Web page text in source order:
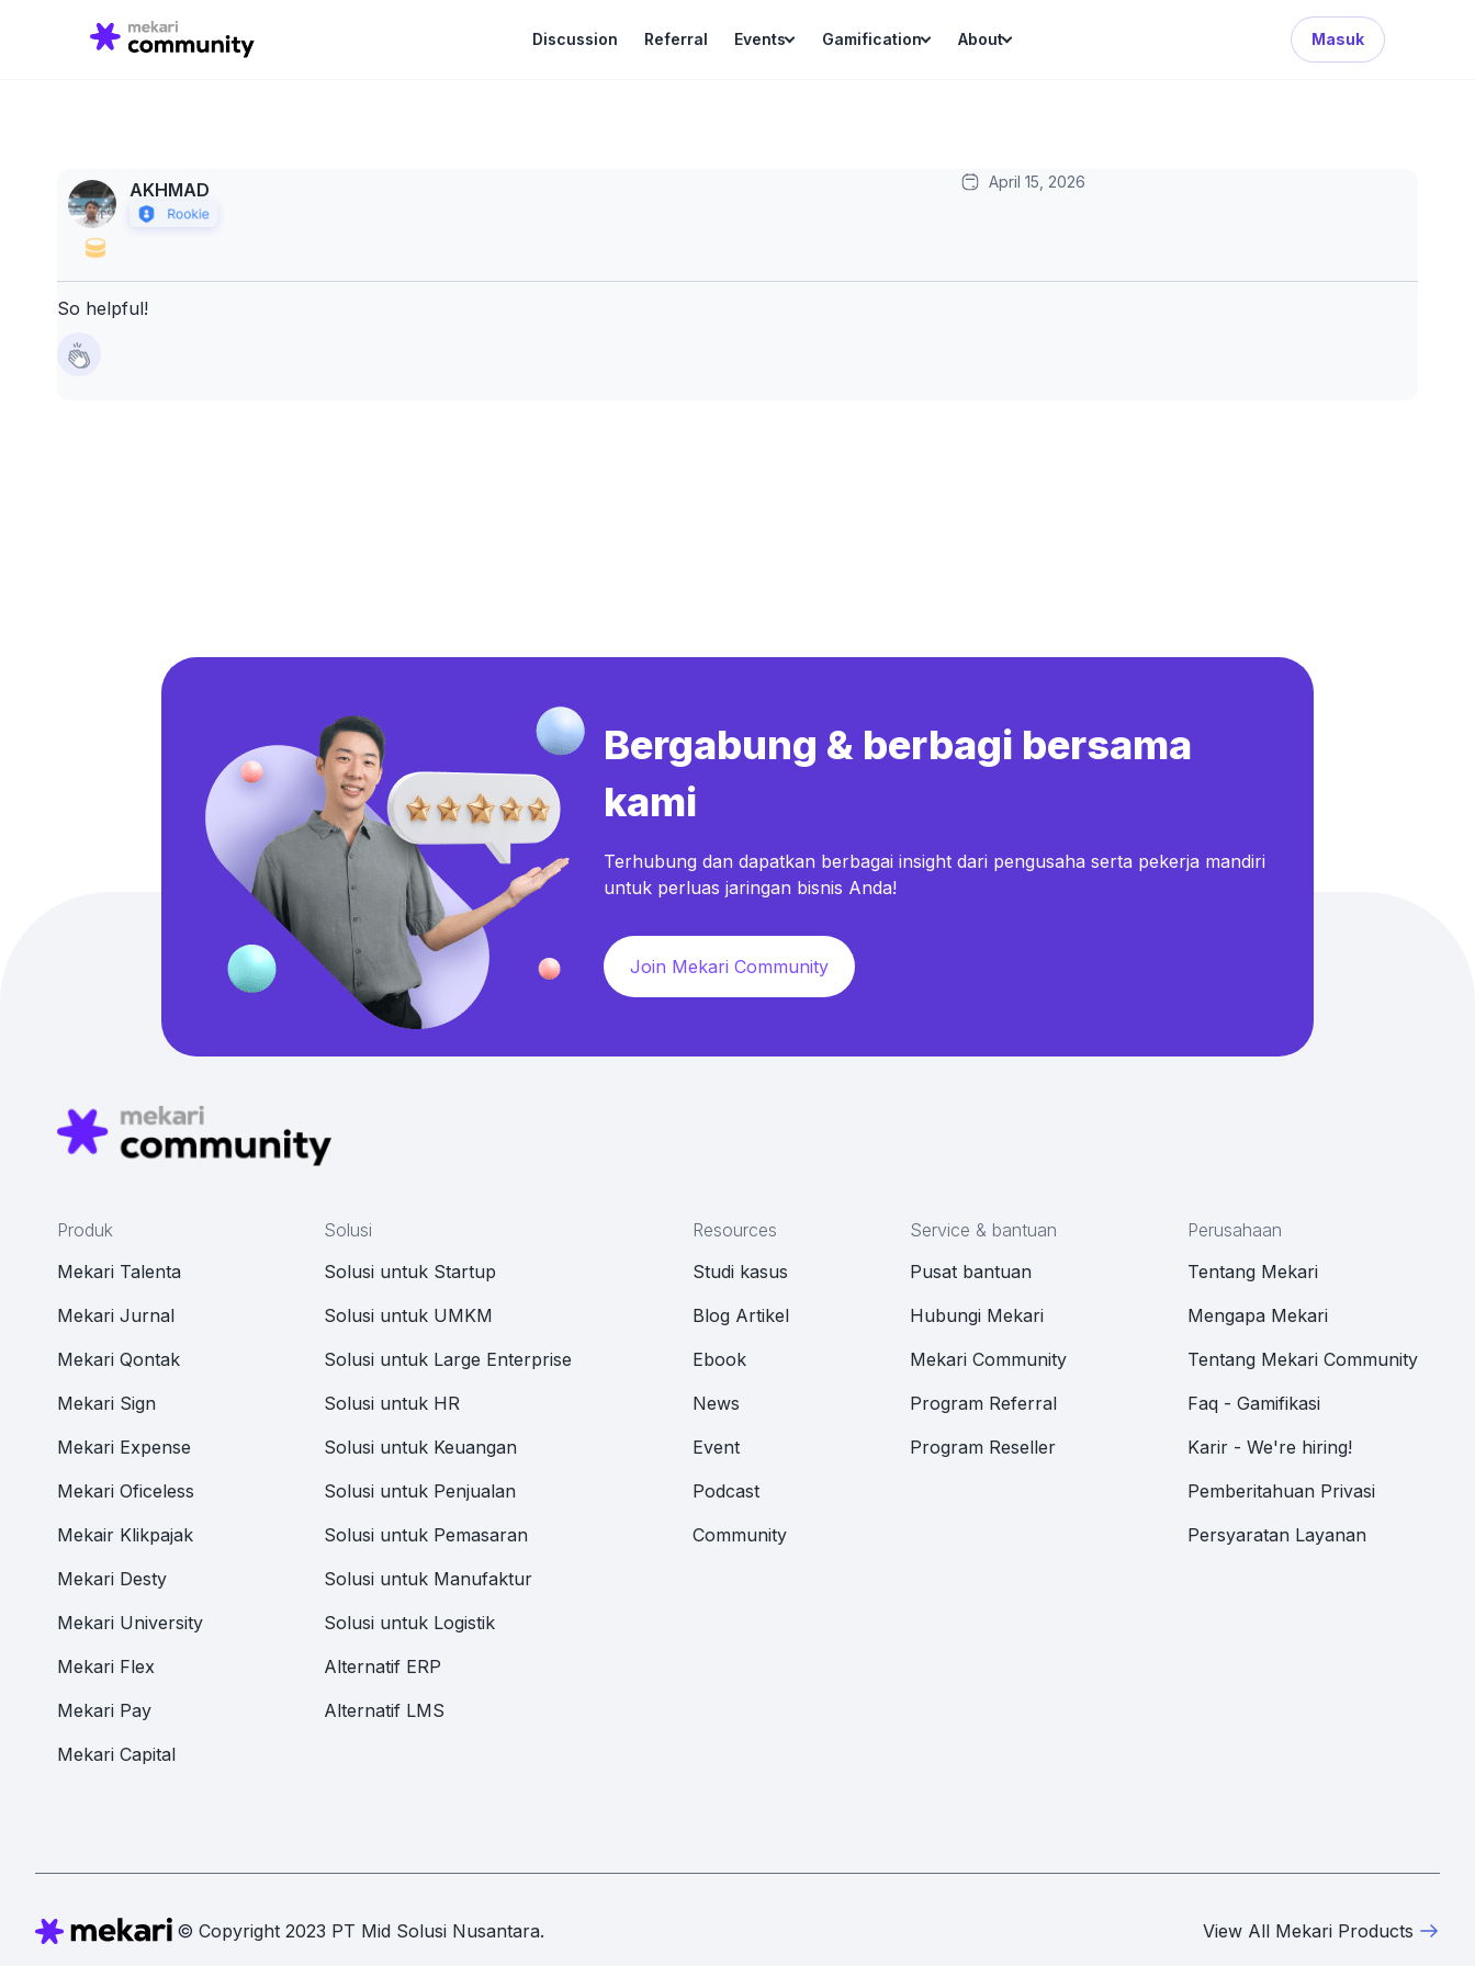
Discussion Referral Events Gamification About Masuk
for:
Search Button
AKHMAD April 15, 2026
So helpful!
Bergabung & berbagi bersama
kami
Terhubung dan dapatkan berbagai insight dari pengusaha serta pekerja mandiri
untuk perluas jaringan bisnis Anda!
Join Mekari Community
Produk
Mekari Talenta
Mekari Jurnal
Mekari Qontak
Mekari Sign
Mekari Expense
Mekari Oficeless
Mekair Klikpajak
Mekari Desty
Mekari University
Mekari Flex
Mekari Pay
Mekari Capital
Solusi
Solusi untuk Startup
Solusi untuk UMKM
Solusi untuk Large Enterprise
Solusi untuk HR
Solusi untuk Keuangan
Solusi untuk Penjualan
Solusi untuk Pemasaran
Solusi untuk Manufaktur
Solusi untuk Logistik
Alternatif ERP
Alternatif LMS
Resources
Studi kasus
Blog Artikel
Ebook
News
Event
Podcast
Community
Service & bantuan
Pusat bantuan
Hubungi Mekari
Mekari Community
Program Referral
Program Reseller
Perusahaan
Tentang Mekari
Mengapa Mekari
Tentang Mekari Community
Faq - Gamifikasi
Karir - We're hiring!
Pemberitahuan Privasi
Persyaratan Layanan
© Copyright 2023 PT Mid Solusi Nusantara. View All Mekari Products